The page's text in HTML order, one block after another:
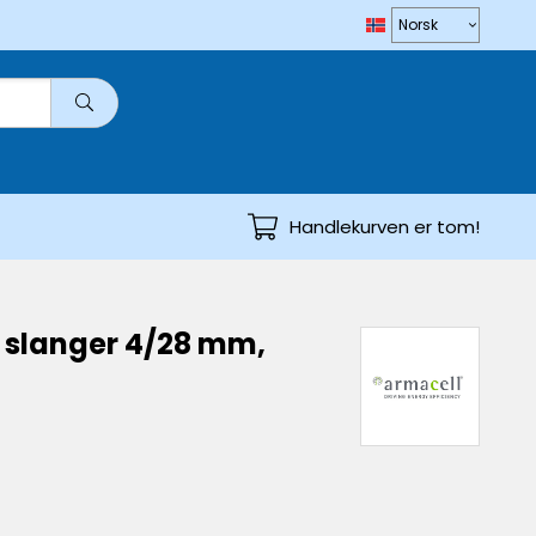
Handlekurven er tom!
4/28 mm,